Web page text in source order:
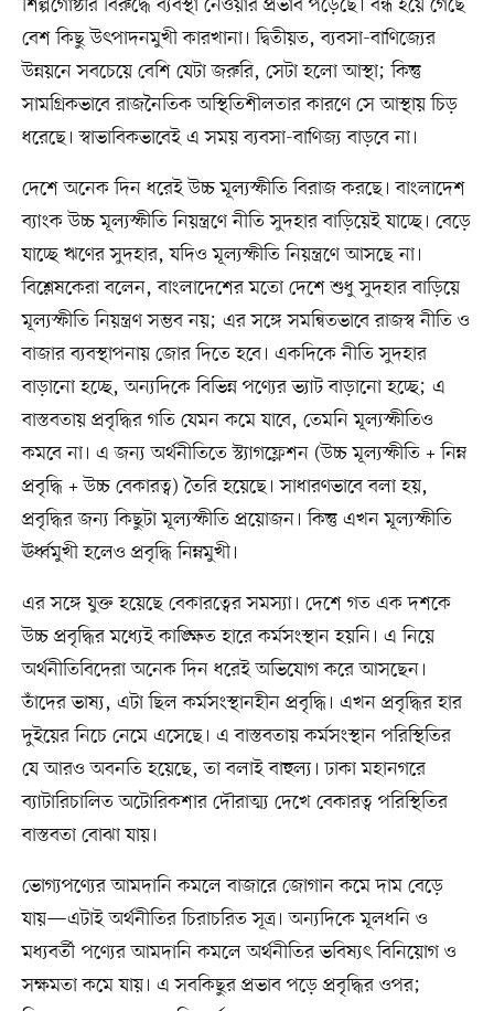
শিল্পগোষ্ঠীর বিরুদ্ধে ব্যবস্থা নেওয়ার প্রভাব পড়েছে। বন্ধ হয়ে গেছে
বেশ কিছু উৎপাদনমুখী কারখানা। দ্বিতীয়ত, ব্যবসা-বাণিজ্যের
উন্নয়নে সবচেয়ে বেশি যেটা জরুরি, সেটা হলো আস্থা; কিন্তু
সামগ্রিকভাবে রাজনৈতিক অস্থিতিশীলতার কারণে সে আস্থায় চিড়
ধরেছে। স্বাভাবিকভাবেই এ সময় ব্যবসা-বাণিজ্য বাড়বে না।
দেশে অনেক দিন ধরেই উচ্চ মূল্যস্ফীতি বিরাজ করছে। বাংলাদেশ
ব্যাংক উচ্চ মূল্যস্ফীতি নিয়ন্ত্রণে নীতি সুদহার বাড়িয়েই যাচ্ছে। বেড়ে
যাচ্ছে ঋণের সুদহার, যদিও মূল্যস্ফীতি নিয়ন্ত্রণে আসছে না।
বিশ্লেষকেরা বলেন, বাংলাদেশের মতো দেশে শুধু সুদহার বাড়িয়ে
মূল্যস্ফীতি নিয়ন্ত্রণ সম্ভব নয়; এর সঙ্গে সমন্বিতভাবে রাজস্ব নীতি ও
বাজার ব্যবস্থাপনায় জোর দিতে হবে। একদিকে নীতি সুদহার
বাড়ানো হচ্ছে, অন্যদিকে বিভিন্ন পণ্যের ভ্যাট বাড়ানো হচ্ছে; এ
বাস্তবতায় প্রবৃদ্ধির গতি যেমন কমে যাবে, তেমনি মূল্যস্ফীতিও
কমবে না। এ জন্য অর্থনীতিতে স্ট্যাগফ্লেশন (উচ্চ মূল্যস্ফীতি + নিম্ন
প্রবৃদ্ধি + উচ্চ বেকারত্ব) তৈরি হয়েছে। সাধারণভাবে বলা হয়,
প্রবৃদ্ধির জন্য কিছুটা মূল্যস্ফীতি প্রয়োজন। কিন্তু এখন মূল্যস্ফীতি
ঊর্ধ্বমুখী হলেও প্রবৃদ্ধি নিম্নমুখী।
এর সঙ্গে যুক্ত হয়েছে বেকারত্বের সমস্যা। দেশে গত এক দশকে
উচ্চ প্রবৃদ্ধির মধ্যেই কাঙ্ক্ষিত হারে কর্মসংস্থান হয়নি। এ নিয়ে
অর্থনীতিবিদেরা অনেক দিন ধরেই অভিযোগ করে আসছেন।
তাঁদের ভাষ্য, এটা ছিল কর্মসংস্থানহীন প্রবৃদ্ধি। এখন প্রবৃদ্ধির হার
দুইয়ের নিচে নেমে এসেছে। এ বাস্তবতায় কর্মসংস্থান পরিস্থিতির
যে আরও অবনতি হয়েছে, তা বলাই বাহুল্য। ঢাকা মহানগরে
ব্যাটারিচালিত অটোরিকশার দৌরাত্ম্য দেখে বেকারত্ব পরিস্থিতির
বাস্তবতা বোঝা যায়।
ভোগ্যপণ্যের আমদানি কমলে বাজারে জোগান কমে দাম বেড়ে
যায়—এটাই অর্থনীতির চিরাচরিত সূত্র। অন্যদিকে মূলধনি ও
মধ্যবর্তী পণ্যের আমদানি কমলে অর্থনীতির ভবিষ্যৎ বিনিয়োগ ও
সক্ষমতা কমে যায়। এ সবকিছুর প্রভাব পড়ে প্রবৃদ্ধির ওপর;